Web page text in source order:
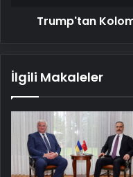
Trump'tan
İlgili Makaleler